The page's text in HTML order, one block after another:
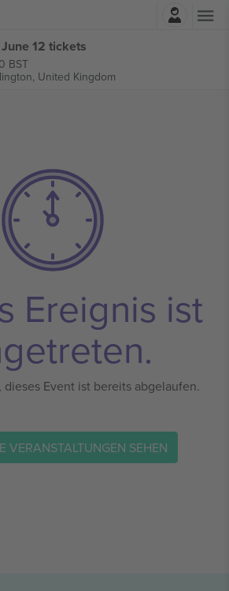
12 tickets
BST
United Kingdom
Ereignis ist
dieses Event ist bereits abgelaufen.
VERANSTALTUNGEN SEHEN